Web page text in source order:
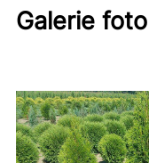
Galerie foto